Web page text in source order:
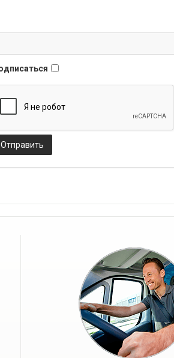
Отправить